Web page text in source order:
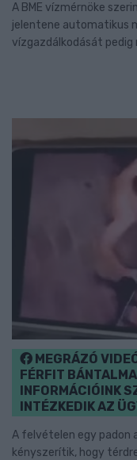
A BME vízmérnöke
jelentene automatikus
vízgazdálkodását pedig
MEGRÁZÓ
FÉRFIT
INFORMÁCIÓINK
INTÉZKEDIK AZ
A felvételen egy padon
kényszerítik, hogy